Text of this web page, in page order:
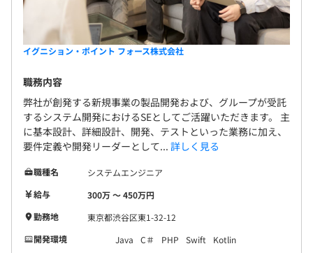
イグニション・ポイント フォース株式会社
職務内容
弊社が創発する新規事業の製品開発および、グループが受託
するシステム開発におけるSEとしてご活躍いただきます。 主
に基本設計、詳細設計、開発、テストといった業務に加え、
要件定義や開発リーダーとして... 詳しく見る
職種名
システムエンジニア
給与
300万 〜 450万円
勤務地
東京都渋谷区東1-32-12
開発環境
Java C＃ PHP Swift
Kotlin